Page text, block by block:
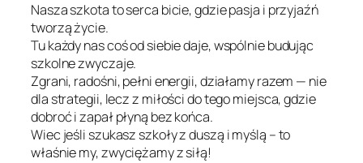
Nasza szkota to serca bicie, gdzie pasja i przyjaźń
tworzą życie.
Tu każdy nas coś od siebie daje, wspólnie budując
szkolne zwyczaje.
Zgrani, radośni, pełni energii, działamy razem — nie
dla strategii, lecz z miłości do tego miejsca, gdzie
dobroć i zapał płyną bez końca.
Wiec jeśli szukasz szkoły z duszą i myślą – to
właśnie my, zwyciężamy z siłą!